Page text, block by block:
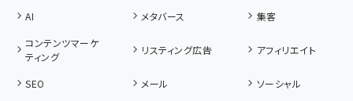
AI
メタバース
集客
コンテンツマーケ
ティング
リスティング広告 アフィリエイト
SEO メール
ソーシャル